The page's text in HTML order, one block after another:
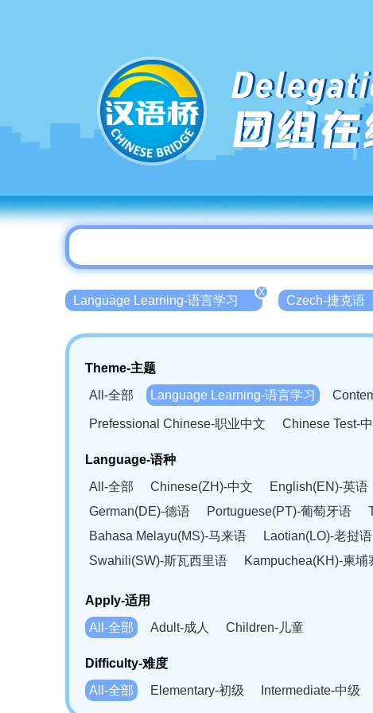
团组
Language Learning-语言学习
X
Czech-捷克语
Theme-主题
All-全部
Language Learning-语言学习
Prefessional Chinese-职业中文 Chinese Test-
Language-语种
All-全部
Chinese(ZH)-中文 English(EN)-英语
German(DE)-德语
Portuguese(PT)-葡萄牙语
Bahasa Melayu(MS)-马来语
Laotian(LO)-老挝语
Swahili(SW)-斯瓦西里语
Kampuchea(KH)-柬埔
Apply-适用
All-全部
Adult-成人 Children-儿童
Difficulty-难度
All-全部
Elementary-初级 Intermediate-中级